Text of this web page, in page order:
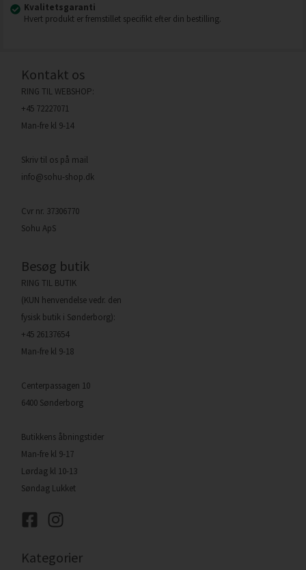
Kvalitetsgaranti
Hvert produkt er fremstillet specifikt efter din bestilling.
Kontakt os
RING TIL WEBSHOP:
+45 72227071
Man-fre kl 9-14
Skriv til os på mail
info@sohu-shop.dk
Cvr nr. 37306770
Sohu ApS
Besøg butik
RING TIL BUTIK
(KUN henvendelse vedr. den
fysisk butik i Sønderborg):
+45 26137654
Man-fre kl 9-18
Centerpassagen 10
6400 Sønderborg
Butikkens åbningstider
Man-fre kl 9-17
Lørdag kl 10-13
Søndag Lukket
Kategorier